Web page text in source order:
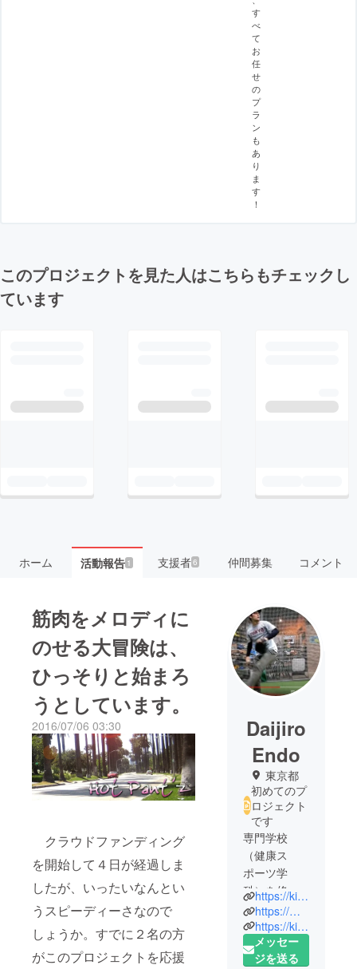
す
べ
て
お
任
せ
の
プ
ラ
ン
も
あ
り
ま
す
！
このプロジェクトを見た人はこちらもチェックし
ています
ホーム 活動報告1 支援者6 仲間募集 コメント
筋肉をメロディに
のせる大冒険は、
ひっそりと始まろ
うとしています。
2016/07/06 03:30
クラウドファンディング
を開始して４日が経過しま
したが、いったいなんとい
うスピーディーさなので
しょうか。すでに２名の方
がこのプロジェクトを応援
Daijiro
Endo
東京都
初めてのプ
ロジェクト
です
専門学校
（健康ス
ポーツ学
科）を修了
し、プログ
ラマを経
験。
スポーツを
https://kinbitious.com/
https://menu.abilitytrainer.cloud/
https://kinnikubaka.com/news/
メッセー
ジを送る